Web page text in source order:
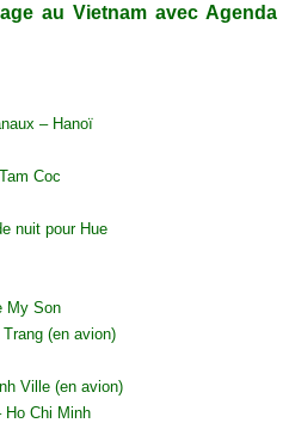
au Vietnam avec Agenda
– Hanoï
Coc
nuit pour Hue
My Son
(en avion)
Ville (en avion)
Ho Chi Minh